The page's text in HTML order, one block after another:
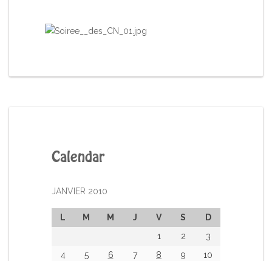
Calendar
JANVIER 2010
L M M J V S
D
1
2
3
4
5 6 7 8 9
10